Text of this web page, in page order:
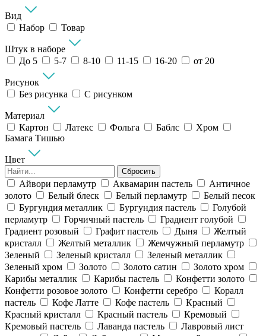
Вид
Набор
Товар
Штук в наборе
До 5
5-7 8-10 11-15 16-20 от 20
Рисунок
Без рисунка
С рисунком
Материал
Картон
Латекс Фольга Баблс
Хром
Бамага Тишью
Цвет
Сбросить
Айвори перламутр Аквамарин пастель
Античное
золото
Белый блеск Белый перламутр
Белый песок
Бургундия металлик
Бургундия пастель
Голубой
перламутр
Горчичный пастель
Градиент голубой
Градиент розовый
Графит пастель Дыня
Желтый
кристалл
Желтый металлик
Жемчужный перламутр
Зеленый
Зеленый кристалл
Зеленый металлик
Зеленый хром
Золото Золото сатин
Золото хром
Карибы металлик
Карибы пастель
Конфетти золото
Конфетти розовое золото
Конфетти серебро
Коралл
пастель
Кофе Латте Кофе пастель
Красный
Красный кристалл
Красный пастель
Кремовый
Кремовый пастель
Лаванда пастель
Лавровый лист